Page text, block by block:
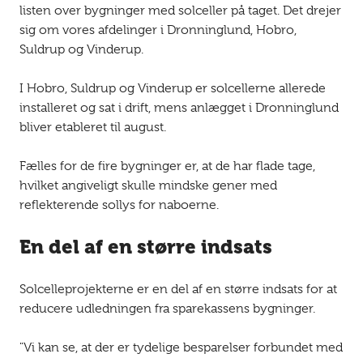
listen over bygninger med solceller på taget. Det drejer
sig om vores afdelinger i Dronninglund, Hobro,
Suldrup og Vinderup.
I Hobro, Suldrup og Vinderup er solcellerne allerede
installeret og sat i drift, mens anlægget i Dronninglund
bliver etableret til august.
Fælles for de fire bygninger er, at de har flade tage,
hvilket angiveligt skulle mindske gener med
reflekterende sollys for naboerne.
En del af en større indsats
Solcelleprojekterne er en del af en større indsats for at
reducere udledningen fra sparekassens bygninger.
"Vi kan se, at der er tydelige besparelser forbundet med